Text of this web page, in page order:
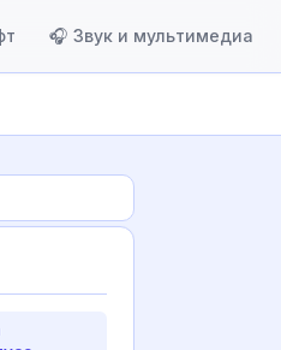
🎧 Звук и мультимедиа